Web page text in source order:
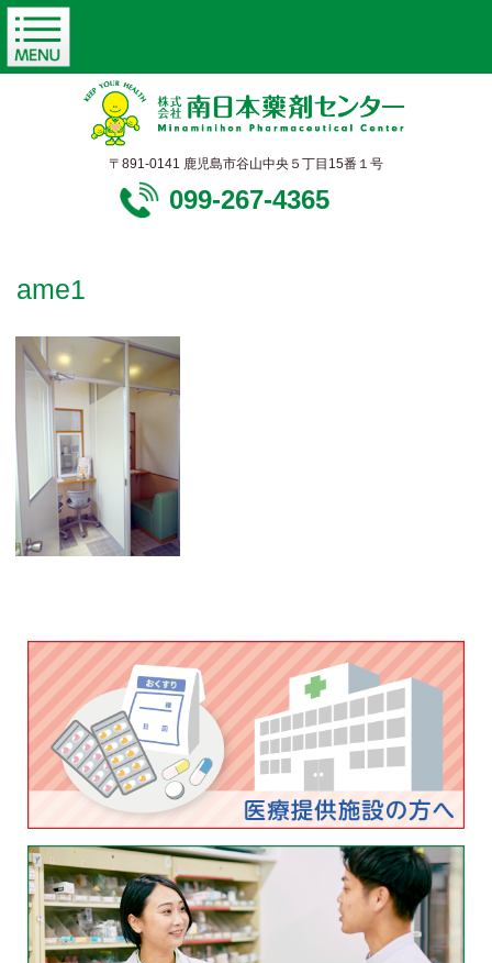
〒891-0141 鹿児島市谷山中央５丁目15番１号
099-267-4365
ame1